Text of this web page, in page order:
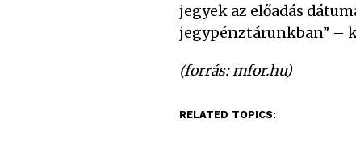
jegyek az előadás
jegypénztárunkban” –
(forrás: mfor.hu)
RELATED TOPICS: